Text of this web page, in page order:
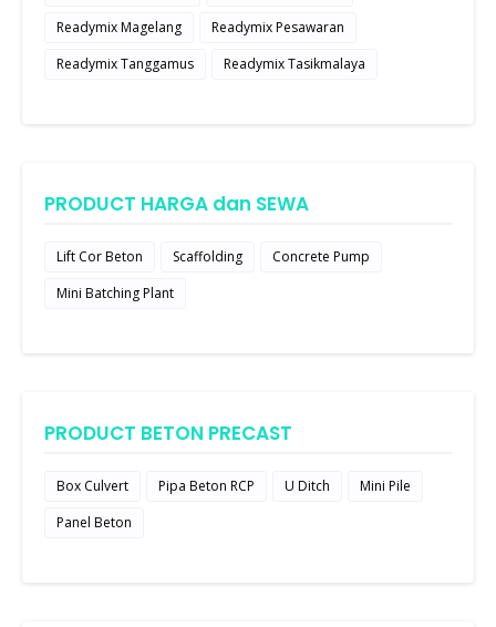
Readymix Magelang
Readymix Pesawaran
Readymix Tanggamus
Readymix Tasikmalaya
PRODUCT HARGA dan SEWA
Lift Cor Beton Scaffolding
Concrete Pump
Mini Batching Plant
PRODUCT BETON PRECAST
Box Culvert Pipa Beton RCP U Ditch
Mini Pile
Panel Beton